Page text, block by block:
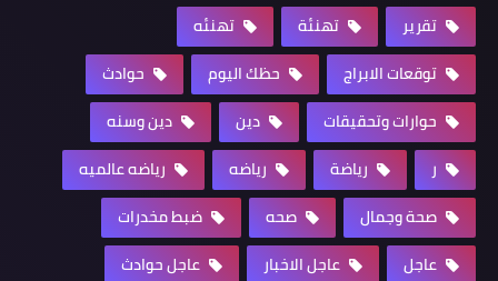
تقرير
تهنئة
تهنئه
توقعات الابراج
حظك اليوم
حوادث
حوارات وتحقيقات
دين
دين وسنه
ر
رياضة رياضه
رياضه عالميه
صحة وجمال
صحه
ضبط مخدرات
عاجل
عاجل الاخبار
عاجل حوادث